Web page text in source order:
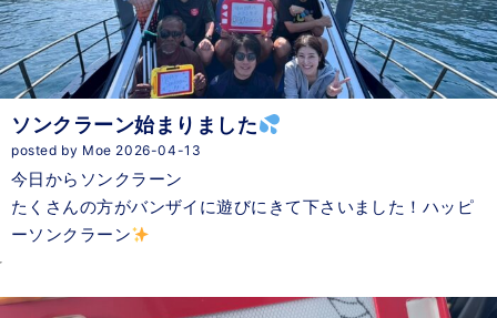
ソンクラーン始まりました
posted by Moe 2026-04-13
今日からソンクラーン
たくさんの方がバンザイに遊びにきて下さいました！ハッピ
ーソンクラーン